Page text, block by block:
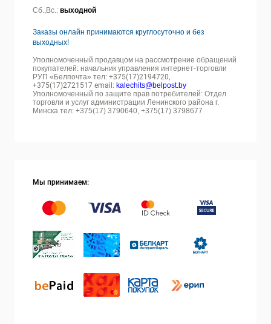
Сб.,Вс.: выходной
Заказы онлайн принимаются круглосуточно и без
выходных!
Уполномоченный продавцом на рассмотрение обращений
покупателей: начальник управления интернет-торговли
РУП «Белпочта» тел: +375(17)2194720,
+375(17)2721517 email: kalechits@belpost.by
Уполномоченный по защите прав потребителей: Отдел
торговли и услуг администрации Ленинского района г.
Минска тел: +375(17) 3790640, +375(17) 3798677
Мы принимаем: